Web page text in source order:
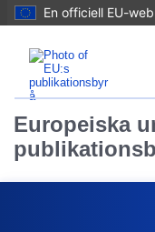
En officiell EU-
Europeiska